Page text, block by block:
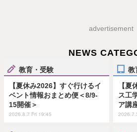
advertisement
NEWS
教育・受験
【夏休み2026】すぐ行けるイ
ベント情報おまとめ便＜8/9-
15開催＞
2026.8.7 Fri 19:45
教
【
ス工
ア講